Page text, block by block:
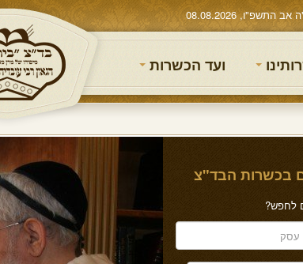
08.08.2026
ועד הכשרות
בכשרות הבד"צ
לחפש?